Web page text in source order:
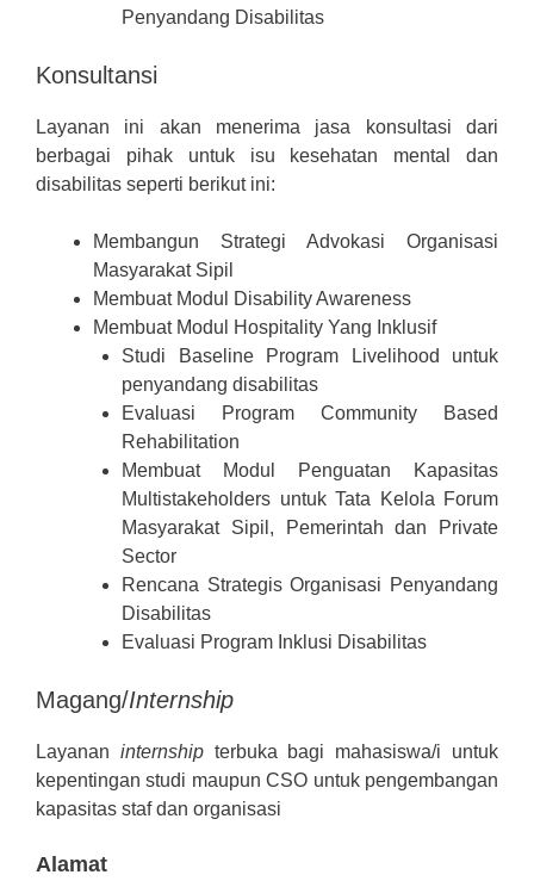
Penyandang Disabilitas
Konsultansi
Layanan ini akan menerima jasa konsultasi dari
berbagai pihak untuk isu kesehatan mental dan
disabilitas seperti berikut ini:
Membangun Strategi Advokasi Organisasi
Masyarakat Sipil
Membuat Modul Disability Awareness
Membuat Modul Hospitality Yang Inklusif
Studi Baseline Program Livelihood untuk
penyandang disabilitas
Evaluasi Program Community Based
Rehabilitation
Membuat Modul Penguatan Kapasitas
Multistakeholders untuk Tata Kelola Forum
Masyarakat Sipil, Pemerintah dan Private
Sector
Rencana Strategis Organisasi Penyandang
Disabilitas
Evaluasi Program Inklusi Disabilitas
Magang/Internship
Layanan internshipterbuka bagi mahasiswa/i untuk
kepentingan studi maupun CSO untuk pengembangan
kapasitas staf dan organisasi
Alamat